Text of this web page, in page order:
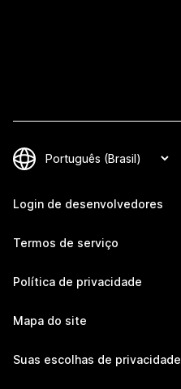
Login de desenvolvedores
Termos de serviço
Política de privacidade
Mapa do site
Suas escolhas de privacidade